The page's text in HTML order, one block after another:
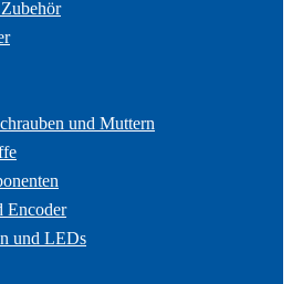
und Muttern
Encoder
und LEDs